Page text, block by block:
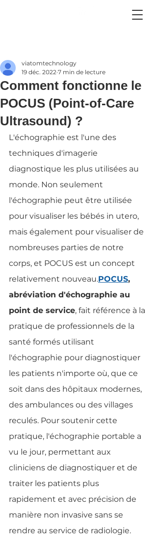
Comment fonctionne le
POCUS (Point-of-Care
Ultrasound) ?
viatomtechnology
19 déc. 2022 7 min de lecture
L'échographie est l'une des
techniques d'imagerie
diagnostique les plus utilisées au
monde. Non seulement
l'échographie peut être utilisée
pour visualiser les bébés in utero,
mais également pour visualiser de
nombreuses parties de notre
corps, et POCUS est un concept
relativement nouveau.POCUS,
abréviation d'échographie au
point de service, fait référence à la
pratique de professionnels de la
santé formés utilisant
l'échographie pour diagnostiquer
les patients n'importe où, que ce
soit dans des hôpitaux modernes,
des ambulances ou des villages
reculés. Pour soutenir cette
pratique, l'échographie portable a
vu le jour, permettant aux
cliniciens de diagnostiquer et de
traiter les patients plus
rapidement et avec précision de
manière non invasive sans se
rendre au service de radiologie.